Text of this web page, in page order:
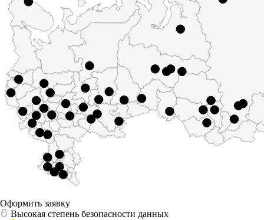
Оформить заявку
Высокая степень безопасности данных